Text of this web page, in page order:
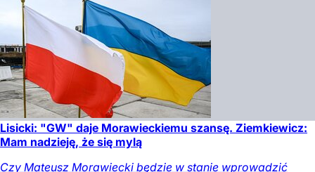
Lisicki: "GW" daje Morawieckiemu szansę. Ziemkiewicz:
Mam nadzieję, że się mylą
Czy Mateusz Morawiecki będzie w stanie wprowadzić